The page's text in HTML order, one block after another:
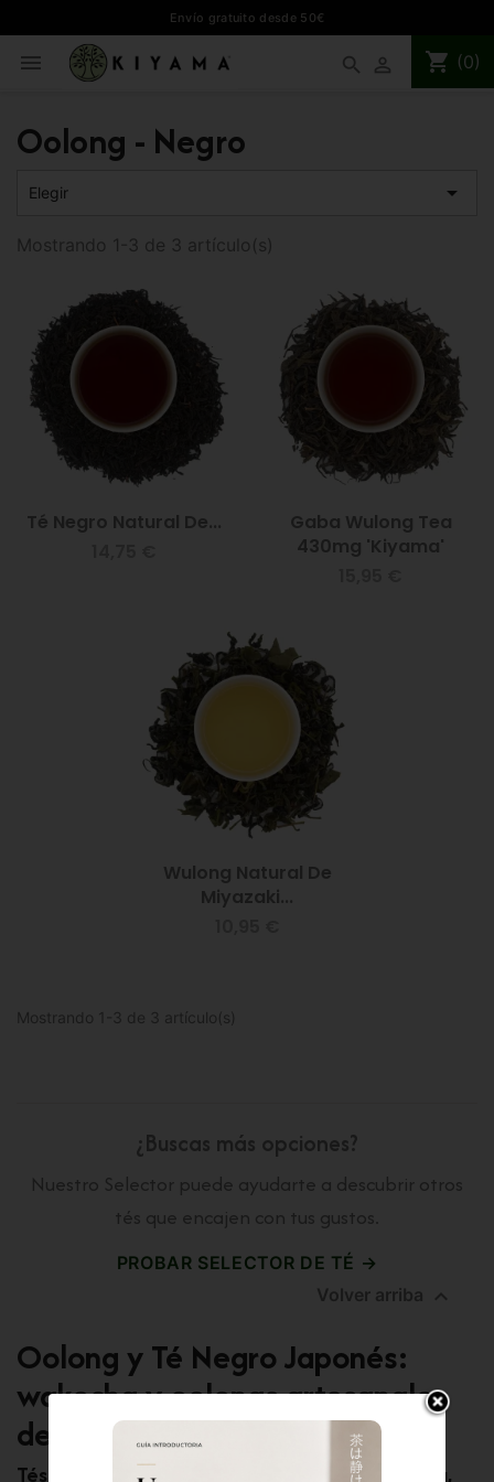
Envío gratuito desde 50€
 shopping_cart (0)
search 
Oolong - Negro
Elegir 
Mostrando 1-3 de 3 artículo(s)
Té Negro Natural De...
Gaba Wulong Tea
430mg 'Kiyama'
Wulong Natural De
Miyazaki...
Mostrando 1-3 de 3 artículo(s)
¿Buscas más opciones?
Nuestro Selector puede ayudarte a descubrir otros
tés que encajen con tus gustos.
PROBAR SELECTOR DE TÉ →
Volver arriba 
Oolong y Té Negro Japonés:
wakocha y oolongs artesanales
de Japón
Tés japoneses semi-oxidado y negro, elegancia,